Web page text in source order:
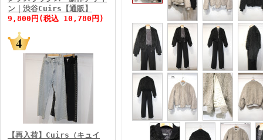
FINEBOYS2026年2月号
ン｜渋谷Cuirs【通販】
9,800円(税込 10,780円)
【再入荷】Cuirs（キュイ